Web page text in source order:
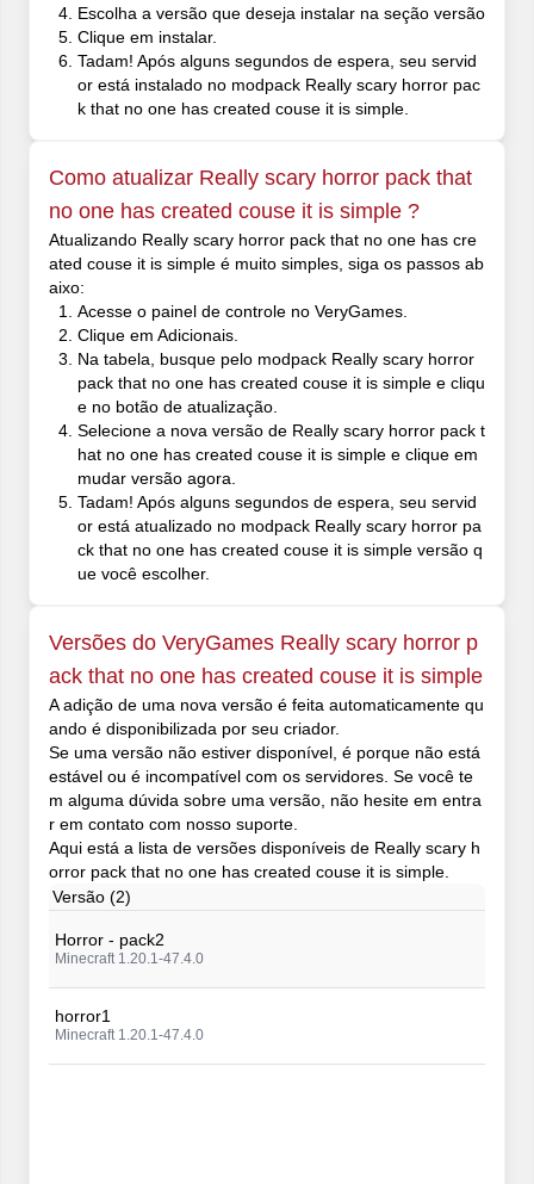
Escolha a versão que deseja instalar na seção versão
Clique em instalar.
Tadam! Após alguns segundos de espera, seu servid
or está instalado no modpack Really scary horror pac
k that no one has created couse it is simple.
Como atualizar Really scary horror pack that
no one has created couse it is simple ?
Atualizando Really scary horror pack that no one has cre
ated couse it is simple é muito simples, siga os passos ab
aixo:
Acesse o painel de controle no VeryGames.
Clique em Adicionais.
Na tabela, busque pelo modpack Really scary horror
pack that no one has created couse it is simple e cliqu
e no botão de atualização.
Selecione a nova versão de Really scary horror pack t
hat no one has created couse it is simple e clique em
mudar versão agora.
Tadam! Após alguns segundos de espera, seu servid
or está atualizado no modpack Really scary horror pa
ck that no one has created couse it is simple versão q
ue você escolher.
Versões do VeryGames Really scary horror p
ack that no one has created couse it is simple
A adição de uma nova versão é feita automaticamente qu
ando é disponibilizada por seu criador.
Se uma versão não estiver disponível, é porque não está
estável ou é incompatível com os servidores. Se você te
m alguma dúvida sobre uma versão, não hesite em entra
r em contato com nosso suporte.
Aqui está a lista de versões disponíveis de Really scary h
orror pack that no one has created couse it is simple.
Versão (2)
Horror - pack2
Minecraft 1.20.1-47.4.0
horror1
Minecraft 1.20.1-47.4.0